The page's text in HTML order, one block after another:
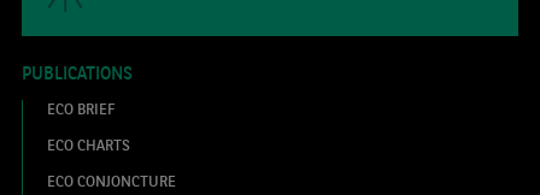
PUBLICATIONS
ECO BRIEF
ECO CHARTS
ECO CONJONCTURE